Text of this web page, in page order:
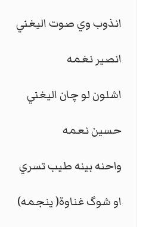
انذوب وي صوت اليغني
انصير نغمه
اشلون لو چان اليغني
حسين نعمه
واحنه بينه طيب تسري
او شوگ غناوة( ينجمه)